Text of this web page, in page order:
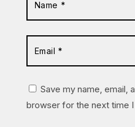
Save my name, email,
browser for the next time